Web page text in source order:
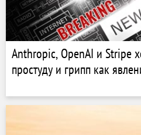
Anthropic, OpenAI и Stripe
простуду и грипп как